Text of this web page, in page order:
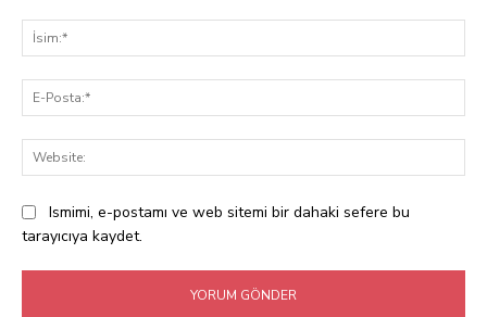
Ismimi, e-postamı ve web sitemi bir dahaki sefere bu
tarayıcıya kaydet.